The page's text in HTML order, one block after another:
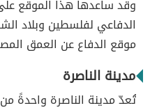
وقد ساعدها هذا الموقع
الدفاعي لفلسطين وبلاد
موقع الدفاع عن العمق
مدينة الناصرة
تُعدّ مدينة الناصرة واحدةً